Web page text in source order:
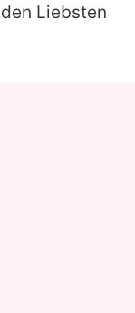
Liebsten